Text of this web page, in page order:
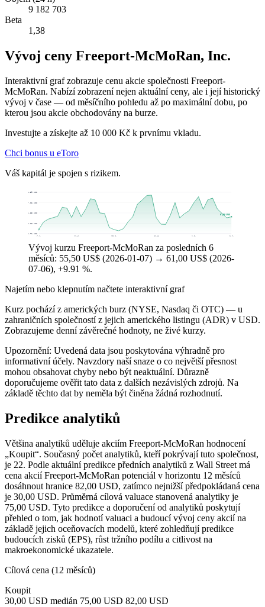
9 182 703
Beta
1,38
Vývoj ceny Freeport-McMoRan, Inc.
Interaktivní graf zobrazuje cenu akcie společnosti Freeport-
McMoRan. Nabízí zobrazení nejen aktuální ceny, ale i její historický
vývoj v čase — od měsíčního pohledu až po maximální dobu, po
kterou jsou akcie obchodovány na burze.
Investujte a získejte až 10 000 Kč k prvnímu vkladu.
Chci bonus u eToro
Váš kapitál je spojen s rizikem.
53,71 US$
58,18 US$
62,65 US$
67,12 US$
71,59 US$
7. 1. 11. 2. 18. 3. 27. 4. 1. 6. 6. 7.
61,00 US$
Vývoj kurzu Freeport-McMoRan za posledních 6
měsíců: 55,50 US$ (2026-01-07) → 61,00 US$ (2026-
07-06), +9.91 %.
Najetím nebo klepnutím načtete interaktivní graf
Kurz pochází z amerických burz (NYSE, Nasdaq či OTC) — u
zahraničních společností z jejich amerického listingu (ADR) v USD.
Zobrazujeme denní závěrečné hodnoty, ne živé kurzy.
Upozornění: Uvedená data jsou poskytována výhradně pro
informativní účely. Navzdory naší snaze o co největší přesnost
mohou obsahovat chyby nebo být neaktuální. Důrazně
doporučujeme ověřit tato data z dalších nezávislých zdrojů. Na
základě těchto dat by neměla být činěna žádná rozhodnutí.
Predikce analytiků
Většina analytiků uděluje akciím Freeport-McMoRan hodnocení
„Koupit“. Současný počet analytiků, kteří pokrývají tuto společnost,
je 22. Podle aktuální predikce předních analytiků z Wall Street má
cena akcií Freeport-McMoRan potenciál v horizontu 12 měsíců
dosáhnout hranice 82,00 USD, zatímco nejnižší předpokládaná cena
je 30,00 USD. Průměrná cílová valuace stanovená analytiky je
75,00 USD. Tyto predikce a doporučení od analytiků poskytují
přehled o tom, jak hodnotí valuaci a budoucí vývoj ceny akcií na
základě jejich oceňovacích modelů, které zohledňují predikce
budoucích zisků (EPS), růst tržního podílu a citlivost na
makroekonomické ukazatele.
Cílová cena (12 měsíců)
Koupit
30,00 USD medián 75,00 USD 82,00 USD